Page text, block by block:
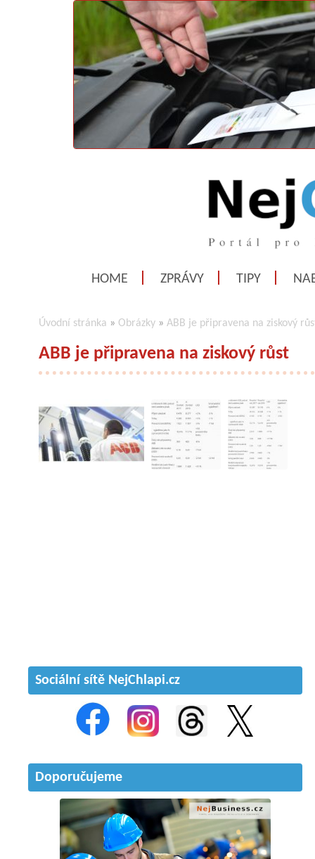
HOME ZPRÁVY TIPY
Úvodní stránka » Obrázky » ABB je připravena na ziskový
ABB je připravena na ziskový růst
Sociální sítě NejChlapi.cz
Doporučujeme